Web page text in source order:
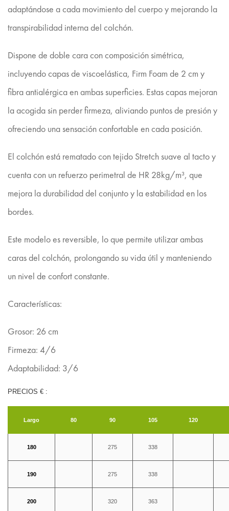
adaptándose a cada movimiento del cuerpo y mejorando la
transpirabilidad interna del colchón.
Dispone de doble cara con composición simétrica,
incluyendo capas de viscoelástica, Firm Foam de 2 cm y
fibra antialérgica en ambas superficies. Estas capas mejoran
la acogida sin perder firmeza, aliviando puntos de presión y
ofreciendo una sensación confortable en cada posición.
El colchón está rematado con tejido Stretch suave al tacto y
cuenta con un refuerzo perimetral de HR 28kg/m³, que
mejora la durabilidad del conjunto y la estabilidad en los
bordes.
Este modelo es reversible, lo que permite utilizar ambas
caras del colchón, prolongando su vida útil y manteniendo
un nivel de confort constante.
Características:
Grosor: 26 cm
Firmeza: 4/6
Adaptabilidad: 3/6
PRECIOS € :
Largo 80 90 105 120
180 275 338
190 275 338
200 320 363